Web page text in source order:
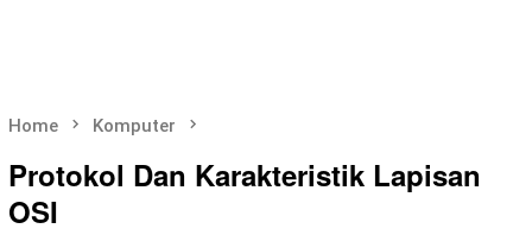
Home Komputer
Protokol Dan Karakteristik Lapisan
OSI